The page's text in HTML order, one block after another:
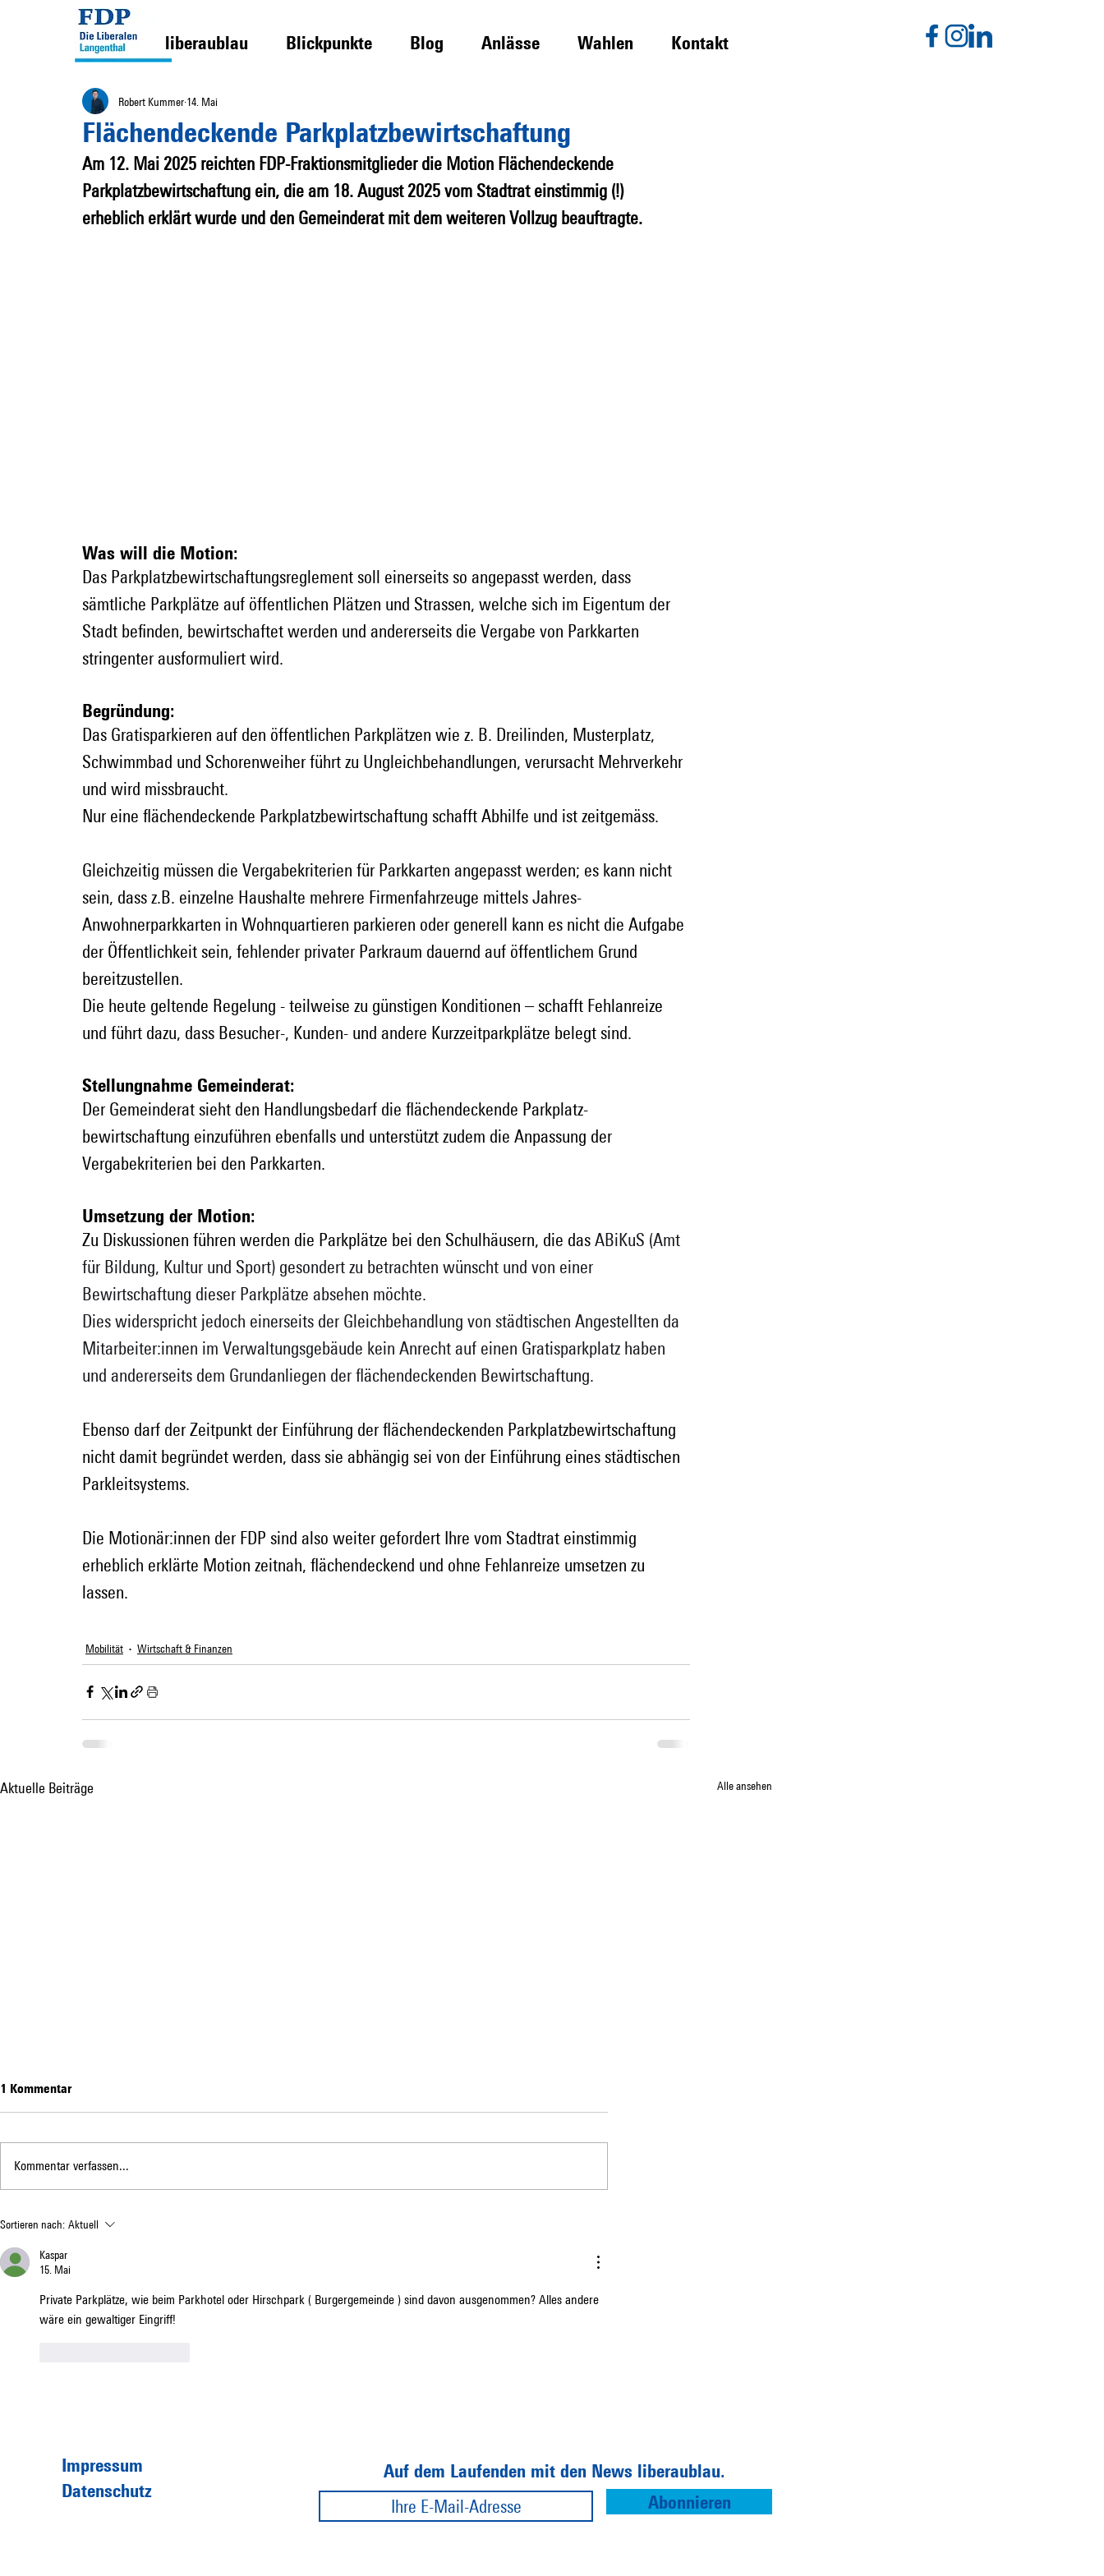
liberaublau Blickpunkte Blog Anlässe Wahlen Kontakt
Flächendeckende Parkplatzbewirtschaftung
Robert Kummer 14. Mai
Am 12. Mai 2025 reichten FDP-Fraktionsmitglieder die Motion Flächendeckende
Parkplatzbewirtschaftung ein, die am 18. August 2025 vom Stadtrat einstimmig (!)
erheblich erklärt wurde und den Gemeinderat mit dem weiteren Vollzug beauftragte.
Was will die Motion:
Das Parkplatzbewirtschaftungsreglement soll einerseits so angepasst werden, dass
sämtliche Parkplätze auf öffentlichen Plätzen und Strassen, welche sich im Eigentum der
Stadt befinden, bewirtschaftet werden und andererseits die Vergabe von Parkkarten
stringenter ausformuliert wird.
Begründung:
Das Gratisparkieren auf den öffentlichen Parkplätzen wie z. B. Dreilinden, Musterplatz,
Schwimmbad und Schorenweiher führt zu Ungleichbehandlungen, verursacht Mehrverkehr
und wird missbraucht.
Nur eine flächendeckende Parkplatzbewirtschaftung schafft Abhilfe und ist zeitgemäss.
Gleichzeitig müssen die Vergabekriterien für Parkkarten angepasst werden; es kann nicht
sein, dass z.B. einzelne Haushalte mehrere Firmenfahrzeuge mittels Jahres-
Anwohnerparkkarten in Wohnquartieren parkieren oder generell kann es nicht die Aufgabe
der Öffentlichkeit sein, fehlender privater Parkraum dauernd auf öffentlichem Grund
bereitzustellen.
Die heute geltende Regelung - teilweise zu günstigen Konditionen – schafft Fehlanreize
und führt dazu, dass Besucher-, Kunden- und andere Kurzzeitparkplätze belegt sind.
Stellungnahme Gemeinderat:
Der Gemeinderat sieht den Handlungsbedarf die flächendeckende Parkplatz-
bewirtschaftung einzuführen ebenfalls und unterstützt zudem die Anpassung der
Vergabekriterien bei den Parkkarten.
Umsetzung der Motion:
Zu Diskussionen führen werden die Parkplätze bei den Schulhäusern, die das ABiKuS (Amt
für Bildung, Kultur und Sport) gesondert zu betrachten wünscht und von einer
Bewirtschaftung dieser Parkplätze absehen möchte.
Dies widerspricht jedoch einerseits der Gleichbehandlung von städtischen Angestellten da
Mitarbeiter:innen im Verwaltungsgebäude kein Anrecht auf einen Gratisparkplatz haben
und andererseits dem Grundanliegen der flächendeckenden Bewirtschaftung.
Ebenso darf der Zeitpunkt der Einführung der flächendeckenden Parkplatzbewirtschaftung
nicht damit begründet werden, dass sie abhängig sei von der Einführung eines städtischen
Parkleitsystems.
Die Motionär:innen der FDP sind also weiter gefordert Ihre vom Stadtrat einstimmig
erheblich erklärte Motion zeitnah, flächendeckend und ohne Fehlanreize umsetzen zu
lassen.
Mobilität Wirtschaft & Finanzen
Aktuelle Beiträge Alle ansehen
Warum die Diskussion über
Schuldzuweisungen
1 Kommentar
Kommentar verfassen...
Sortieren nach: Aktuell
Kaspar
15. Mai
Private Parkplätze, wie beim Parkhotel oder Hirschpark ( Burgergemeinde ) sind davon ausgenommen? Alles andere
wäre ein gewaltiger Eingriff!
Impressum
Datenschutz
Auf dem Laufenden mit den News liberaublau.
Abonnieren